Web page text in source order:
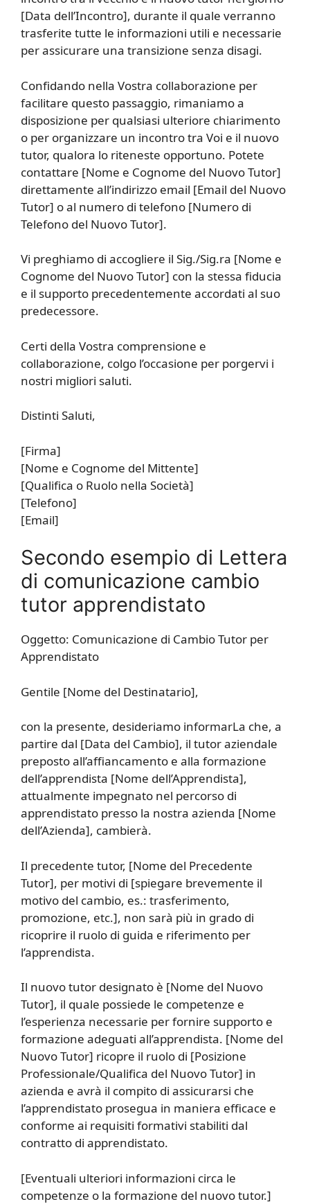
[Data dell’Incontro], durante il quale verranno
trasferite tutte le informazioni utili e necessarie
per assicurare una transizione senza disagi.
Confidando nella Vostra collaborazione per
facilitare questo passaggio, rimaniamo a
disposizione per qualsiasi ulteriore chiarimento
o per organizzare un incontro tra Voi e il nuovo
tutor, qualora lo riteneste opportuno. Potete
contattare [Nome e Cognome del Nuovo Tutor]
direttamente all’indirizzo email [Email del Nuovo
Tutor] o al numero di telefono [Numero di
Telefono del Nuovo Tutor].
Vi preghiamo di accogliere il Sig./Sig.ra [Nome e
Cognome del Nuovo Tutor] con la stessa fiducia
e il supporto precedentemente accordati al suo
predecessore.
Certi della Vostra comprensione e
collaborazione, colgo l’occasione per porgervi i
nostri migliori saluti.
Distinti Saluti,
[Firma]
[Nome e Cognome del Mittente]
[Qualifica o Ruolo nella Società]
[Telefono]
[Email]
Secondo esempio di Lettera
di comunicazione cambio
tutor apprendistato
Oggetto: Comunicazione di Cambio Tutor per
Apprendistato
Gentile [Nome del Destinatario],
con la presente, desideriamo informarLa che, a
partire dal [Data del Cambio], il tutor aziendale
preposto all’affiancamento e alla formazione
dell’apprendista [Nome dell’Apprendista],
attualmente impegnato nel percorso di
apprendistato presso la nostra azienda [Nome
dell’Azienda], cambierà.
Il precedente tutor, [Nome del Precedente
Tutor], per motivi di [spiegare brevemente il
motivo del cambio, es.: trasferimento,
promozione, etc.], non sarà più in grado di
ricoprire il ruolo di guida e riferimento per
l’apprendista.
Il nuovo tutor designato è [Nome del Nuovo
Tutor], il quale possiede le competenze e
l’esperienza necessarie per fornire supporto e
formazione adeguati all’apprendista. [Nome del
Nuovo Tutor] ricopre il ruolo di [Posizione
Professionale/Qualifica del Nuovo Tutor] in
azienda e avrà il compito di assicurarsi che
l’apprendistato prosegua in maniera efficace e
conforme ai requisiti formativi stabiliti dal
contratto di apprendistato.
[Eventuali ulteriori informazioni circa le
competenze o la formazione del nuovo tutor.]